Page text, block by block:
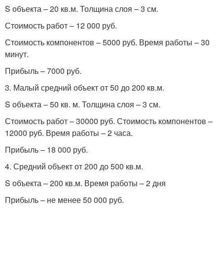
S объекта – 20 кв.м. Толщина слоя – 3 см.
Стоимость работ – 12 000 руб.
Стоимость компонентов – 5000 руб. Время работы – 30
минут.
Прибыль – 7000 руб.
3. Малый средний объект от 50 до 200 кв.м.
S объекта – 50 кв. м. Толщина слоя – 3 см.
Стоимость работ – 30000 руб. Стоимость компонентов –
12000 руб. Время работы – 2 часа.
Прибыль – 18 000 руб.
4. Средний объект от 200 до 500 кв.м.
S объекта – 200 кв.м. Время работы – 2 дня
Прибыль – не менее 50 000 руб.